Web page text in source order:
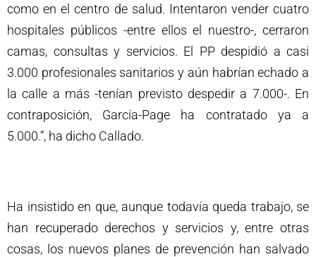
como en el centro de salud. Intentaron vender cuatro
hospitales públicos -entre ellos el nuestro-, cerraron
camas, consultas y servicios. El PP despidió a casi
3.000 profesionales sanitarios y aún habrían echado a
la calle a más -tenían previsto despedir a 7.000-. En
contraposición, García-Page ha contratado ya a
5.000.”, ha dicho Callado.
Ha insistido en que, aunque todavía queda trabajo, se
han recuperado derechos y servicios y, entre otras
cosas, los nuevos planes de prevención han salvado